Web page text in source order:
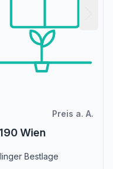
Preis a. A.
Wien
Bestlage